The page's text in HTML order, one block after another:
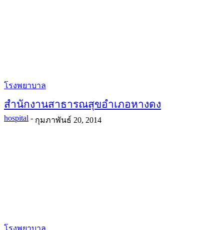
โรงพยาบาล
สำนักงานสาธารณสุขอำเภอหางดง
hospital - กุมภาพันธ์ 20, 2014
โรงพยาบาล